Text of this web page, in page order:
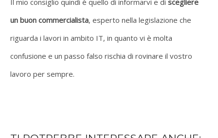
un buon commercialista, esperto nella legislazione che
riguarda i lavori in ambito IT, in quanto vi è molta
confusione e un passo falso rischia di rovinare il vostro
lavoro per sempre.